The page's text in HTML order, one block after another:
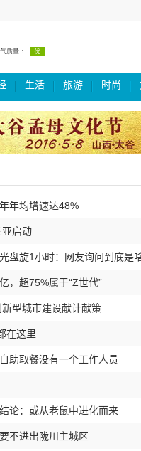
生活 旅游 时尚
年均增速达48%
启动
盘旋1小时：网友询问到底是
，超75%属于“Z世代”
型城市建设献计献策
在这里
助取餐没有一个工作人员
论：或从老鼠中进化而来
不进出陇川主城区